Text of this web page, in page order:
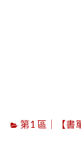
第1 區｜【書